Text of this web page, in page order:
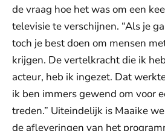
de vraag hoe het was om een
televisie te verschijnen. “Als je
toch je best doen om mensen
krijgen. De vertelkracht die ik
acteur, heb ik ingezet. Dat
ik ben immers gewend om voor
treden.” Uiteindelijk is Maaike
de afleveringen van het